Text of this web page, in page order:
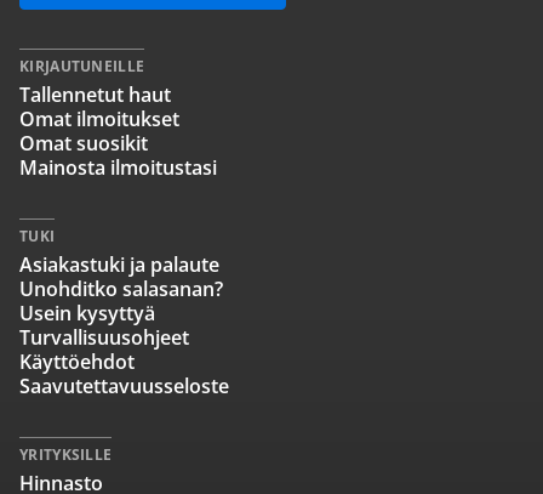
KIRJAUTUNEILLE
Tallennetut haut
Omat ilmoitukset
Omat suosikit
Mainosta ilmoitustasi
TUKI
Asiakastuki ja palaute
Unohditko salasanan?
Usein kysyttyä
Turvallisuusohjeet
Käyttöehdot
Saavutettavuusseloste
YRITYKSILLE
Hinnasto